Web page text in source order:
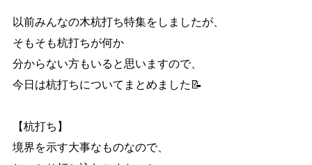
以前みんなの木杭打ち特集をしましたが、
そもそも杭打ちが何か
分からない方もいると思いますので、
今日は杭打ちについてまとめました📝
【杭打ち】
境界を示す大事なものなので、